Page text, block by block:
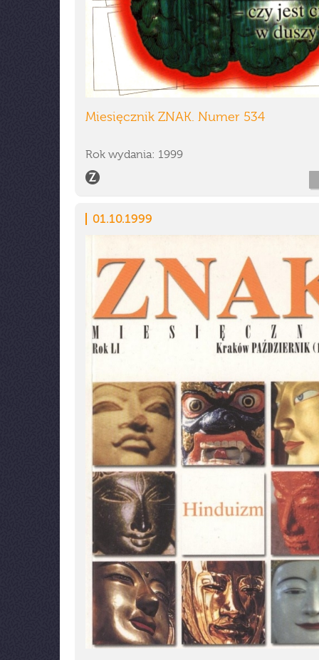
Miesięcznik ZNAK. Numer 534
Rok wydania: 1999
01.10.1999